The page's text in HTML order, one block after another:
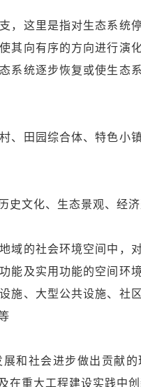
，这里是指对生态系统
其向有序的方向进行演
系统逐步恢复或使生态
、田园综合体、特色小
史文化、生态景观、经济
域的社会环境空间中，
能及实用功能的空间环
施、大型公共设施、社
和社会进步做出贡献
在重大工程建设实践中